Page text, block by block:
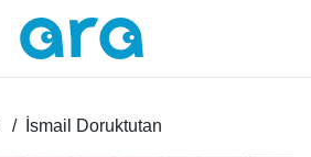
İsmail Doruktutan